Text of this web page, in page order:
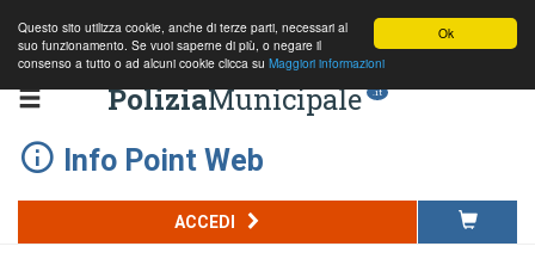
Ok
Questo sito utilizza cookie, anche di terze parti, necessari al
suo funzionamento. Se vuoi saperne di più, o negare il
consenso a tutto o ad alcuni cookie clicca su Maggiori informazioni
PoliziaMunicipale .it
Info Point Web
ACCEDI